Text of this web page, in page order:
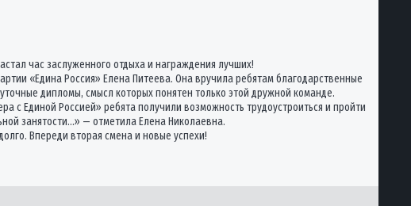
час заслуженного отдыха и награждения лучших!
«Едина Россия» Елена Питеева. Она вручила ребятам благодарственные
дипломы, смысл которых понятен только этой дружной команде.
с Единой Россией» ребята получили возможность трудоустроиться и пройти
занятости…» — отметила Елена Николаевна.
Впереди вторая смена и новые успехи!